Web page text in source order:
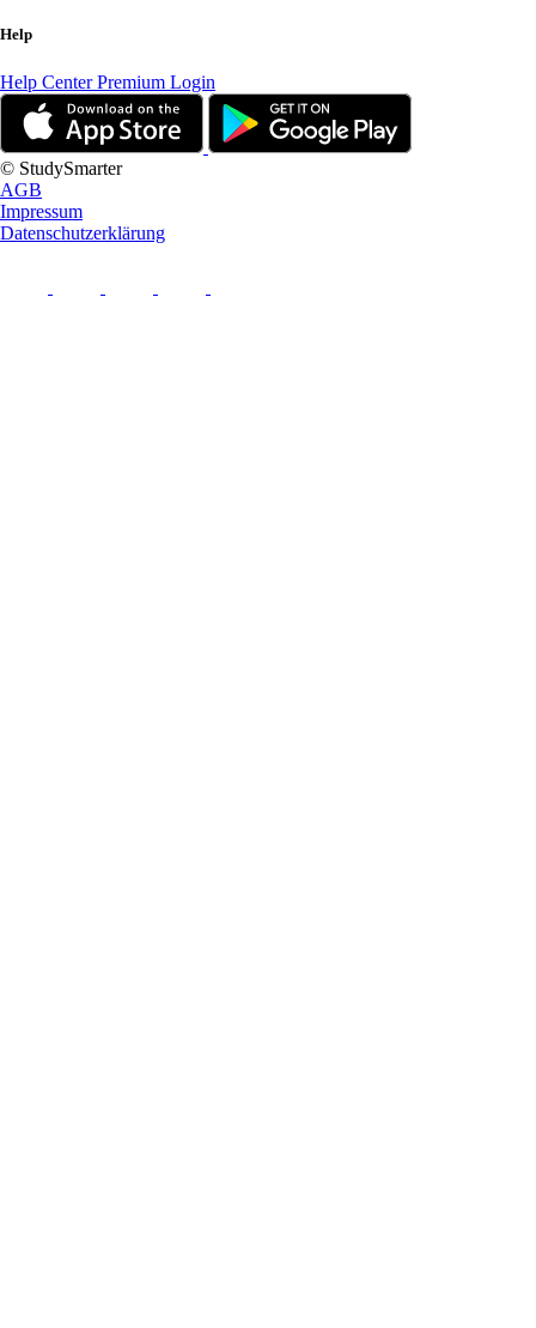
Help
Help CenterPremium Login
© StudySmarter
AGB
Impressum
Datenschutzerklärung